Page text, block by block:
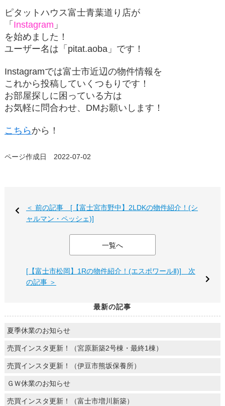
ピタットハウス富士青葉道り店が
「 Instagram 」
を始めました！
ユーザー名は「 pitat.aoba」です！
Instagramでは富士市近辺の物件情報を
これから投稿していくつもりです！
お部屋探しに困っている方は
お気軽に問合わせ、DMお願いします！
こちらから！
ページ作成日 2022-07-02
＜ 前の記事 [【富士宮市野中】2LDKの物件紹介！(シ
ャルマン・ペッシェ)]
一覧へ
[【富士市松岡】1Rの物件紹介！(エスポワールⅡ)] 次
の記事 ＞
最新の記事
夏季休業のお知らせ
売買インスタ更新！（宮原新築2号棟・最終1棟）
売買インスタ更新！（伊豆市熊坂保養所）
ＧＷ休業のお知らせ
売買インスタ更新！（富士市増川新築）